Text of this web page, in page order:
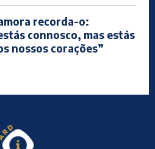
recorda-o:
connosco, mas estás
nossos corações”